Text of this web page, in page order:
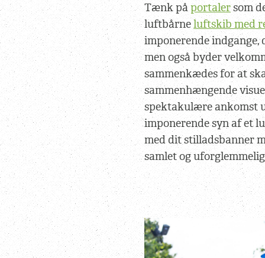
Tænk påportalersom
luftbårneluftskib med
imponerende
men også byder
sammenkædes for at
sammenhængende
spektakulære ankomst
imponerende syn af et
med dit stilladsbanner
samlet og